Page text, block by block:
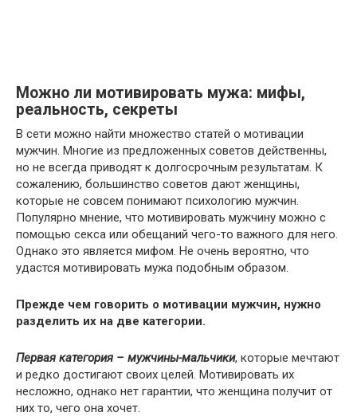
Можно ли мотивировать мужа: мифы,
реальность, секреты
В сети можно найти множество статей о мотивации
мужчин. Многие из предложенных советов действенны,
но не всегда приводят к долгосрочным результатам. К
сожалению, большинство советов дают женщины,
которые не совсем понимают психологию мужчин.
Популярно мнение, что мотивировать мужчину можно с
помощью секса или обещаний чего-то важного для него.
Однако это является мифом. Не очень вероятно, что
удастся мотивировать мужа подобным образом.
Прежде чем говорить о мотивации мужчин, нужно
разделить их на две категории.
Первая категория – мужчины-мальчики, которые мечтают
и редко достигают своих целей. Мотивировать их
несложно, однако нет гарантии, что женщина получит от
них то, чего она хочет.